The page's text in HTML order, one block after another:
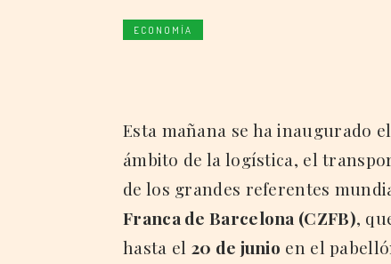
ECONOMÍA
Esta mañana se ha inaugurado el
ámbito de la logística, el
de los grandes referentes
Franca de Barcelona (CZFB),
hasta el 20 de junio en el